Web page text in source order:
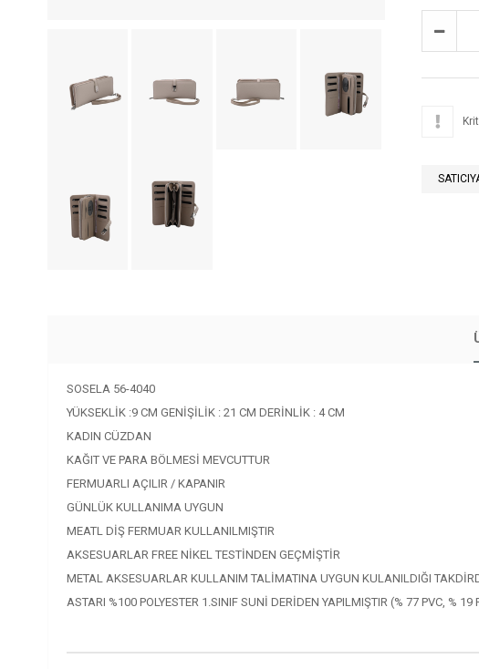
SOSELA 56-4040
YÜKSEKLİK :9 CM GENİŞİLİK : 21 CM DERİNLİK : 4 CM
KADIN CÜZDAN
KAĞIT VE PARA BÖLMESİ MEVCUTTUR
FERMUARLI AÇILIR / KAPANIR
GÜNLÜK KULLANIMA UYGUN
MEATL DİŞ FERMUAR KULLANILMIŞTIR
AKSESUARLAR FREE NİKEL TESTİNDEN GEÇMİŞTİR
METAL AKSESUARLAR KULLANIM TALİMATINA UYGUN KULANILDIĞI
ASTARI %100 POLYESTER 1.SINIF SUNİ DERİDEN YAPILMIŞTIR (% 77 PVC, % 19